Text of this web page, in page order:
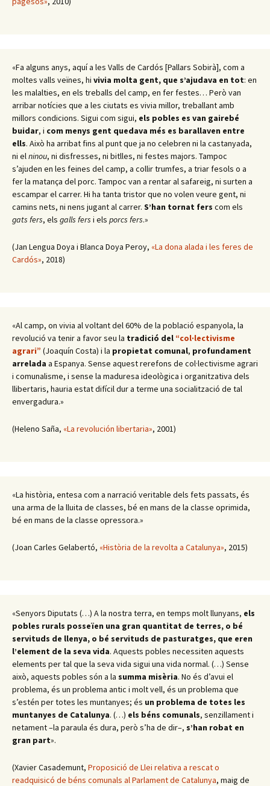
«Fa alguns anys, aquí a les Valls de Cardós [Pallars Sobirà], com a
moltes valls veïnes, hi vivia molta gent, que s’ajudava en tot: en
les malalties, en els treballs del camp, en fer festes… Però van
arribar notícies que a les ciutats es vivia millor, treballant amb
millors condicions. Sigui com sigui, els pobles es van gairebé
buidar, i com menys gent quedava més es barallaven entre
ells. Això ha arribat fins al punt que ja no celebren ni la castanyada,
ni elninou, ni disfresses, ni bitlles, ni festes majors. Tampoc
s’ajuden en les feines del camp, a collir trumfes, a triar fesols o a
fer la matança del porc. Tampoc van a rentar al safareig, ni surten a
escampar el carrer. Hi ha tanta tristor que no volen veure gent, ni
camins nets, ni nens jugant al carrer. S’han tornat fers com els
gats fers, els galls fers i els porcs fers.»
(Jan Lengua Doya i Blanca Doya Peroy, «La dona alada i les feres de
Cardós», 2018)
«Al camp, on vivia al voltant del 60% de la població espanyola, la
revolució va tenir a favor seu la tradició del “col·lectivisme
agrari” (Joaquín Costa) i la propietat comunal, profundament
arrelada a Espanya. Sense aquest rerefons de col·lectivisme agrari
i comunalisme, i sense la maduresa ideològica i organitzativa dels
llibertaris, hauria estat difícil dur a terme una socialització de tal
envergadura.»
(Heleno Saña, «La revolución libertaria», 2001)
«La història, entesa com a narració veritable dels fets passats, és
una arma de la lluita de classes, bé en mans de la classe oprimida,
bé en mans de la classe opressora.»
(Joan Carles Gelabertó, «Història de la revolta a Catalunya», 2015)
«Senyors Diputats (…) A la nostra terra, en temps molt llunyans, els
pobles rurals posseïen una gran quantitat de terres, o bé
servituds de llenya, o bé servituds de pasturatges, que eren
l’element de la seva vida. Aquests pobles necessiten aquests
elements per tal que la seva vida sigui una vida normal. (…) Sense
això, aquests pobles són a la summa misèria. No és d’avui el
problema, és un problema antic i molt vell, és un problema que
s’estén per totes les muntanyes; és un problema de totes les
muntanyes de Catalunya. (…) els béns comunals, senzillament i
netament –la paraula és dura, però s’ha de dir–, s’han robat en
gran part».
(Xavier Casademunt, Proposició de Llei relativa a rescat o
readquisicó de béns comunals al Parlament de Catalunya, maig de